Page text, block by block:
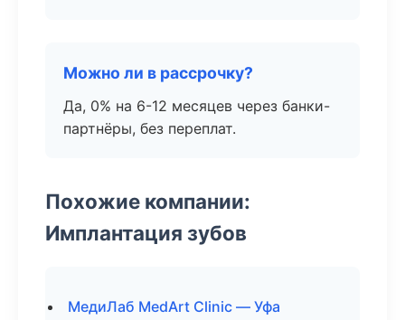
Можно ли в рассрочку?
Да, 0% на 6-12 месяцев через банки-
партнёры, без переплат.
Похожие компании:
Имплантация зубов
МедиЛаб MedArt Clinic — Уфа